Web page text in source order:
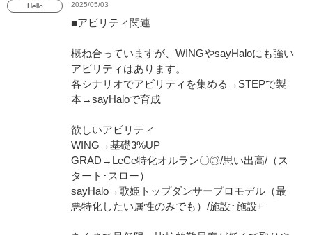
Hello 2025/05/03
■アビリティ関連
概ね合っていますが、WINGやsayHaloにも強い
アビリティはあります。
各シナリオでアビリティを集める→STEPで製
本→sayHaloで育成
欲しいアビリティ
WING→基礎3%UP
GRAD→LeCe特化オルラン〇◎/思い出高/（ス
タート･スロー）
sayHalo→歌姫トップダンサープロモデル（最
悪特化したい属性のみでも）/施設･施設+